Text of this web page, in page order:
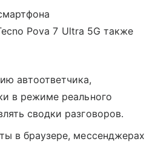
Pova 7 Ultra 5G также
автоответчика,
в режиме реального
сводки разговоров.
в браузере, мессенджерах